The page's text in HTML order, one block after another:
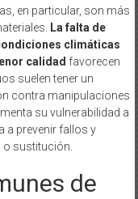
en particular, son más
La falta de
climáticas
calidad favorecen
suelen tener un
contra manipulaciones
su vulnerabilidad a
a prevenir fallos y
sustitución.
de